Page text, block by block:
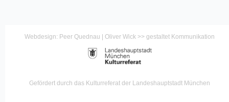
Webdesign: Peer Quednau | Oliver Wick >> gestaltet Kommunikation
Gefördert durch das Kulturreferat der Landeshauptstadt München